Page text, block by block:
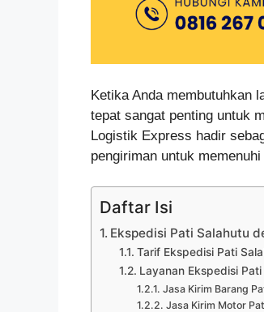
Ketika Anda membutuhkan
tepat sangat penting untuk
Logistik Express hadir
pengiriman untuk
Daftar Isi
Ekspedisi Pati Salahutu
Tarif Ekspedisi Pati
Layanan Ekspedisi
Jasa Kirim Barang
Jasa Kirim Motor